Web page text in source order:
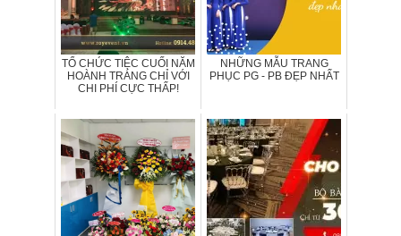
TỔ CHỨC TIỆC CUỐI NĂM
HOÀNH TRÁNG CHỈ VỚI
CHI PHÍ CỰC THẤP!
NHỮNG MẪU TRANG
PHỤC PG - PB ĐẸP NHẤT